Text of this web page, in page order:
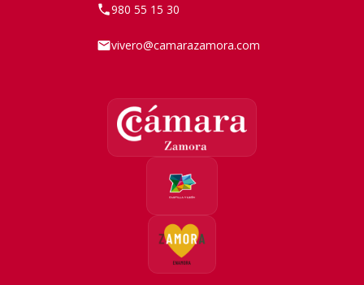
980 55 15 30
vivero@camarazamora.com